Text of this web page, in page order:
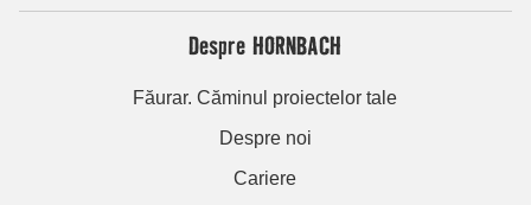
Despre HORNBACH
Făurar. Căminul proiectelor tale
Despre noi
Cariere